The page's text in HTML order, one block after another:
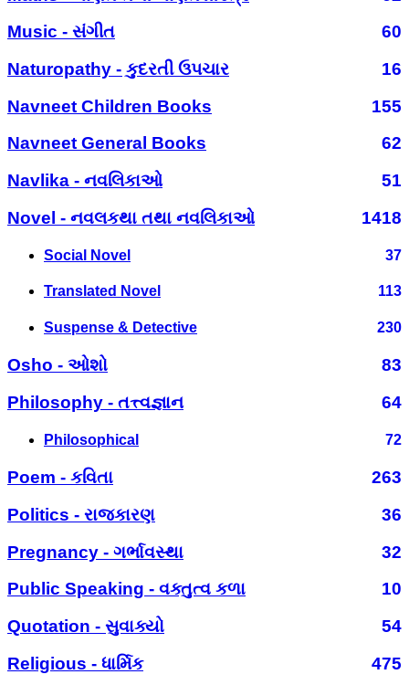
Music - સંગીત
60
Naturopathy - કુદરતી ઉપચાર
16
Navneet Children Books
155
Navneet General Books
62
Navlika - નવલિકાઓ
51
Novel - નવલકથા તથા નવલિકાઓ
1418
Social Novel 37
Translated Novel 113
Suspense & Detective 230
Osho - ઓશો
83
Philosophy - તત્ત્વજ્ઞાન
64
Philosophical 72
Poem - કવિતા
263
Politics - રાજકારણ
36
Pregnancy - ગર્ભાવસ્થા
32
Public Speaking - વક્તુત્વ કળા
10
Quotation - સુવાક્યો
54
Religious - ધાર્મિક
475